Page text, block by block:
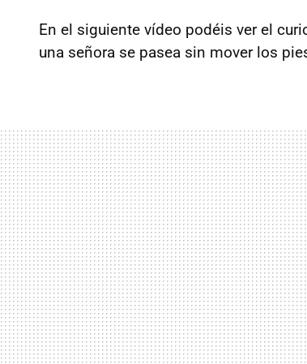
En el siguiente vídeo podéis ver el
una señora se pasea sin mover los